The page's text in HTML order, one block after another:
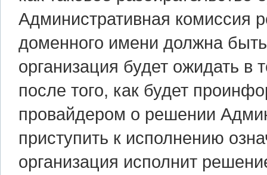
Административная комиссия
доменного имени должна
организация будет ожидать в
после того, как будет
провайдером о решении
приступить к исполнению
организация исполнит